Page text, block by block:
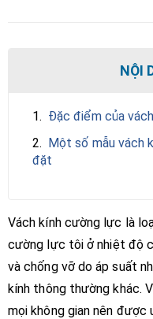
NỘI
1. Đặc điểm của
2. Một số mẫu vách
đặt
Vách kính cường lực là
cường lực tôi ở nhiệt độ
và chống vỡ do áp suất
kính thông thường khác.
mọi không gian nên được